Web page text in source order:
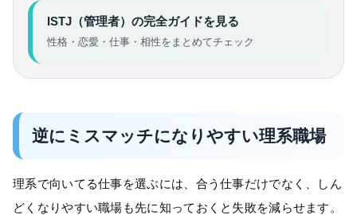
ISTJ（管理者）の完全ガイドを見る
性格・恋愛・仕事・相性をまとめてチェック
逆にミスマッチになりやすい理系職場
理系で向いてる仕事を選ぶには、合う仕事だけでなく、しん
どくなりやすい職場も先に知っておくと失敗を減らせます。